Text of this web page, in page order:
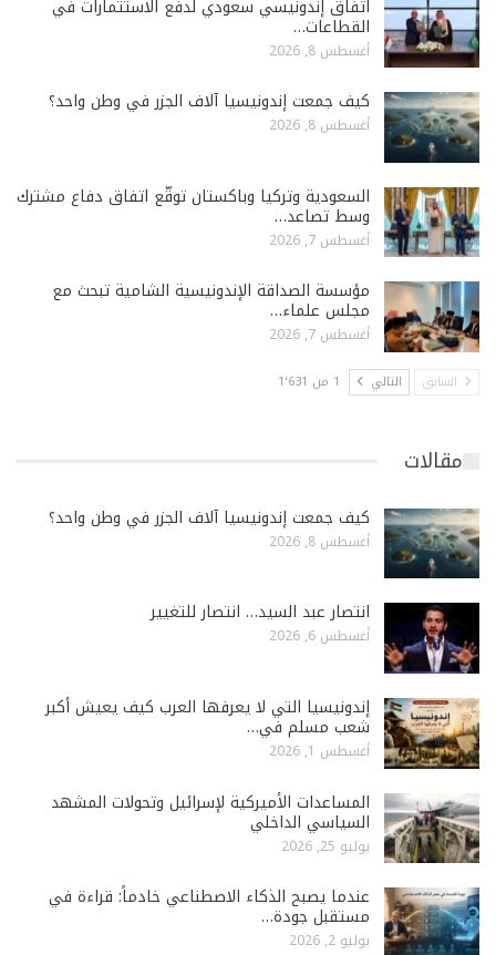
اتفاق إندونيسي سعودي لدفع الاستثمارات في
القطاعات…
أغسطس 8, 2026
كيف جمعت إندونيسيا آلاف الجزر في وطن واحد؟
أغسطس 8, 2026
السعودية وتركيا وباكستان توقّع اتفاق دفاع مشترك
وسط تصاعد…
أغسطس 7, 2026
مؤسسة الصداقة الإندونيسية الشامية تبحث مع
مجلس علماء…
أغسطس 7, 2026
السابق التالي 1 من 1٬631
مقالات
كيف جمعت إندونيسيا آلاف الجزر في وطن واحد؟
أغسطس 8, 2026
انتصار عبد السيد… انتصار للتغيير
أغسطس 6, 2026
إندونيسيا التي لا يعرفها العرب كيف يعيش أكبر
شعب مسلم في…
أغسطس 1, 2026
المساعدات الأميركية لإسرائيل وتحولات المشهد
السياسي الداخلي
يوليو 25, 2026
عندما يصبح الذكاء الاصطناعي خادماً: قراءة في
مستقبل جودة…
يوليو 2, 2026